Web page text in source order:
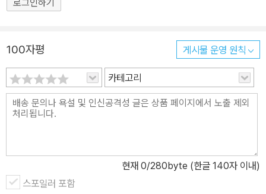
로그인하기
100자평 게시물 운영 원칙
카테고리
현재 0/280byte (한글 140자 이내)
스포일러 포함